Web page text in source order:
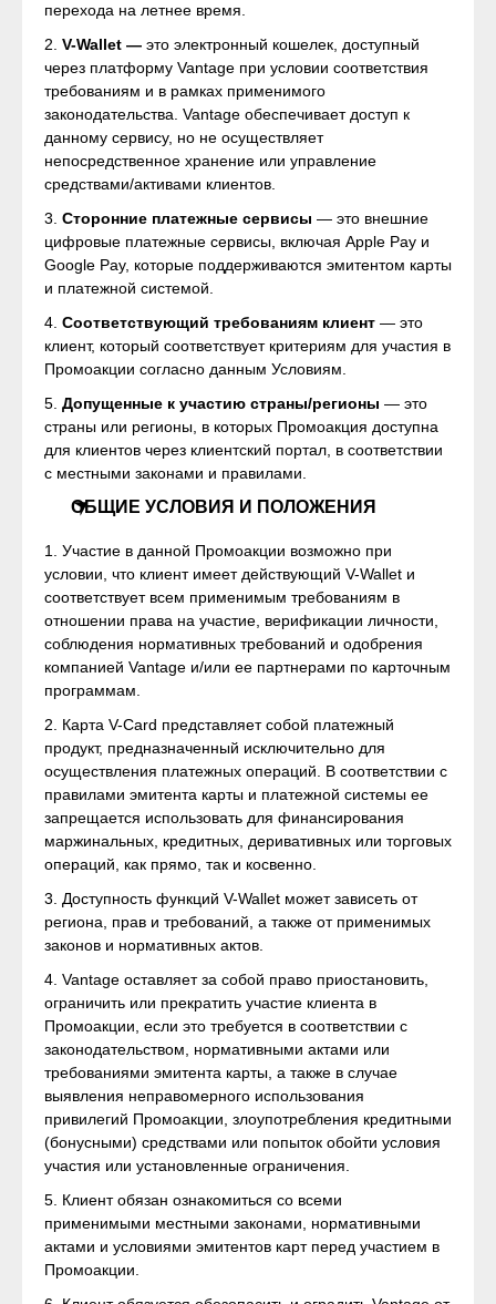
перехода на летнее время.
2. V-Wallet — это электронный кошелек, доступный
через платформу Vantage при условии соответствия
требованиям и в рамках применимого
законодательства. Vantage обеспечивает доступ к
данному сервису, но не осуществляет
непосредственное хранение или управление
средствами/активами клиентов.
3. Сторонние платежные сервисы — это внешние
цифровые платежные сервисы, включая Apple Pay и
Google Pay, которые поддерживаются эмитентом карты
и платежной системой.
4. Соответствующий требованиям клиент — это
клиент, который соответствует критериям для участия в
Промоакции согласно данным Условиям.
5. Допущенные к участию страны/регионы — это
страны или регионы, в которых Промоакция доступна
для клиентов через клиентский портал, в соответствии
с местными законами и правилами.
ОБЩИЕ УСЛОВИЯ И ПОЛОЖЕНИЯ
1. Участие в данной Промоакции возможно при
условии, что клиент имеет действующий V-Wallet и
соответствует всем применимым требованиям в
отношении права на участие, верификации личности,
соблюдения нормативных требований и одобрения
компанией Vantage и/или ее партнерами по карточным
программам.
2. Карта V-Card представляет собой платежный
продукт, предназначенный исключительно для
осуществления платежных операций. В соответствии с
правилами эмитента карты и платежной системы ее
запрещается использовать для финансирования
маржинальных, кредитных, деривативных или торговых
операций, как прямо, так и косвенно.
3. Доступность функций V-Wallet может зависеть от
региона, прав и требований, а также от применимых
законов и нормативных актов.
4. Vantage оставляет за собой право приостановить,
ограничить или прекратить участие клиента в
Промоакции, если это требуется в соответствии с
законодательством, нормативными актами или
требованиями эмитента карты, а также в случае
выявления неправомерного использования
привилегий Промоакции, злоупотребления кредитными
(бонусными) средствами или попыток обойти условия
участия или установленные ограничения.
5. Клиент обязан ознакомиться со всеми
применимыми местными законами, нормативными
актами и условиями эмитентов карт перед участием в
Промоакции.